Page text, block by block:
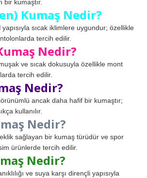
bir kumaştır.
Kumaş Nedir?
sıcak iklimlere uygundur; özellikle
tercih edilir.
Nedir?
ve sıcak dokusuyla özellikle mont
tercih edilir.
Nedir?
ancak daha hafif bir kumaştır;
kullanılır.
Nedir?
sağlayan bir kumaş türüdür ve spor
ürünlerde tercih edilir.
Nedir?
ve suya karşı dirençli yapısıyla